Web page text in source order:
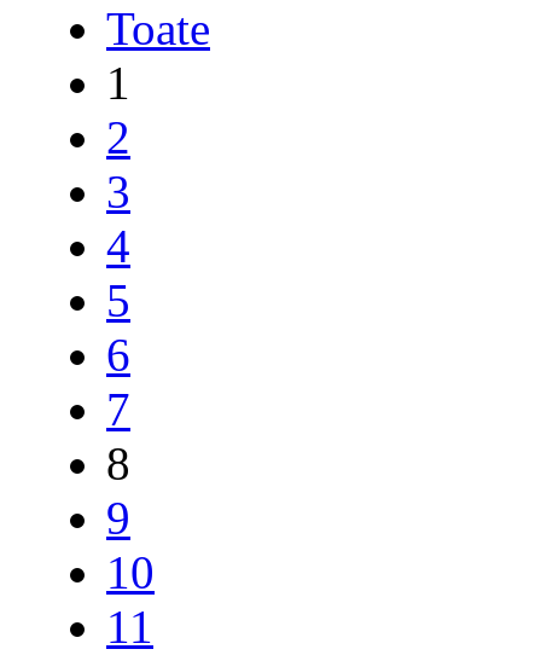
Toate
1
2
3
4
5
6
7
8
9
10
11